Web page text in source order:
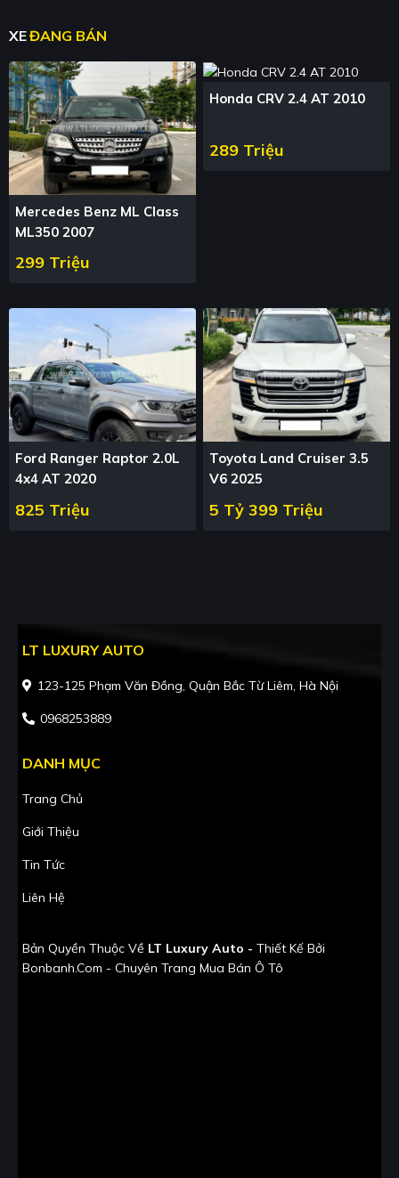
XEĐANG BÁN
Mercedes Benz ML Class
ML350 2007
299 Triệu
Honda CRV 2.4 AT 2010
289 Triệu
Ford Ranger Raptor 2.0L
4x4 AT 2020
825 Triệu
Toyota Land Cruiser 3.5
V6 2025
5 Tỷ 399 Triệu
LT LUXURY AUTO
123-125 Phạm Văn Đồng, Quận Bắc Từ Liêm, Hà Nội
0968253889
DANH MỤC
Trang Chủ
Giới Thiệu
Tin Tức
Liên Hệ
Bản Quyền Thuộc Về LT Luxury Auto - Thiết Kế Bởi
Bonbanh.com - Chuyên Trang Mua Bán Ô Tô